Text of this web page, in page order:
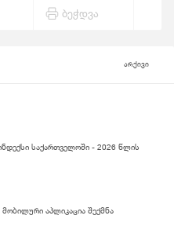
ბეჭდვა
არქივი
საქართველოში - 2026 წლის
აპლიკაცია შექმნა